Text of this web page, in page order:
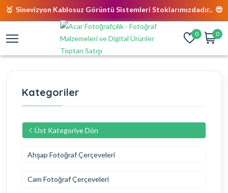
🥇 Sinevizyon Kablosuz Görüntü Sistemleri Stoklarımızdadır.. 😎
0 0
Kategoriler
Üst Kategoriye Dön
Ahşap Fotoğraf Çerçeveleri
Cam Fotoğraf Çerçeveleri